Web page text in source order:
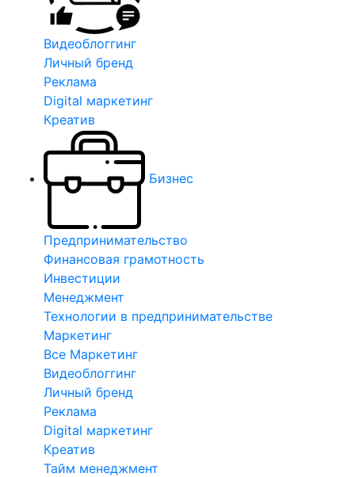
Видеоблоггинг
Личный бренд
Реклама
Digital маркетинг
Креатив
Бизнес
Предпринимательство
Финансовая грамотность
Инвестиции
Менеджмент
Технологии в предпринимательстве
Маркетинг
Все Маркетинг
Видеоблоггинг
Личный бренд
Реклама
Digital маркетинг
Креатив
Тайм менеджмент